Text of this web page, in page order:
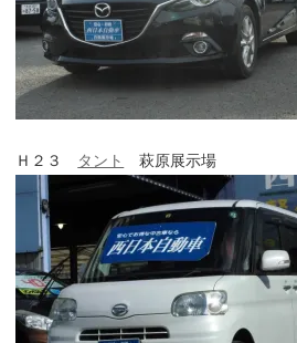
Ｈ２３ タント 萩原展示場